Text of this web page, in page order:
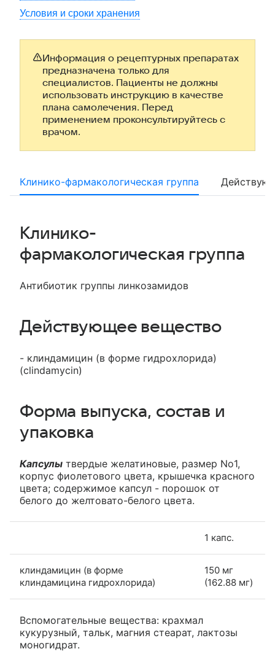
Условия и сроки хранения
Информация о рецептурных препаратах
предназначена только для
специалистов. Пациенты не должны
использовать инструкцию в качестве
плана самолечения. Перед
применением проконсультируйтесь с
врачом.
Клинико-фармакологическая группа
Клинико-
фармакологическая группа
Антибиотик группы линкозамидов
Действующее вещество
- клиндамицин (в форме гидрохлорида)
(clindamycin)
Форма выпуска, состав и
упаковка
Капсулы твердые желатиновые, размер No1,
корпус фиолетового цвета, крышечка красного
цвета; содержимое капсул - порошок от
белого до желтовато-белого цвета.
1 капс.
клиндамицин (в форме
клиндамицина гидрохлорида)
150 мг
(162.88 мг)
Вспомогательные вещества: крахмал
кукурузный, тальк, магния стеарат, лактозы
моногидрат.